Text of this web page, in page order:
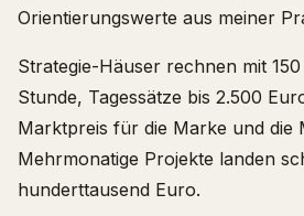
Orientierungswerte aus meiner
Strategie-Häuser rechnen mit
Stunde, Tagessätze bis 2.500
Marktpreis für die Marke und die
Mehrmonatige Projekte landen
hunderttausend Euro.